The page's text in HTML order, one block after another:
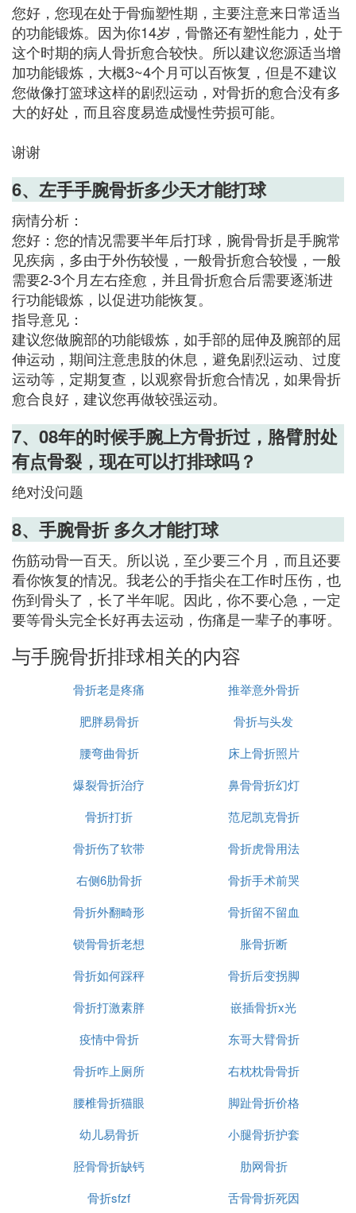
您好，您现在处于骨痂塑性期，主要注意来日常适当
的功能锻炼。因为你14岁，骨骼还有塑性能力，处于
这个时期的病人骨折愈合较快。所以建议您源适当增
加功能锻炼，大概3~4个月可以百恢复，但是不建议
您做像打篮球这样的剧烈运动，对骨折的愈合没有多
大的好处，而且容度易造成慢性劳损可能。
谢谢
6、左手手腕骨折多少天才能打球
病情分析：
您好：您的情况需要半年后打球，腕骨骨折是手腕常
见疾病，多由于外伤较慢，一般骨折愈合较慢，一般
需要2-3个月左右痊愈，并且骨折愈合后需要逐渐进
行功能锻炼，以促进功能恢复。
指导意见：
建议您做腕部的功能锻炼，如手部的屈伸及腕部的屈
伸运动，期间注意患肢的休息，避免剧烈运动、过度
运动等，定期复查，以观察骨折愈合情况，如果骨折
愈合良好，建议您再做较强运动。
7、08年的时候手腕上方骨折过，胳臂肘处
有点骨裂，现在可以打排球吗？
绝对没问题
8、手腕骨折 多久才能打球
伤筋动骨一百天。所以说，至少要三个月，而且还要
看你恢复的情况。我老公的手指尖在工作时压伤，也
伤到骨头了，长了半年呢。因此，你不要心急，一定
要等骨头完全长好再去运动，伤痛是一辈子的事呀。
与手腕骨折排球相关的内容
骨折老是疼痛
推举意外骨折
肥胖易骨折
骨折与头发
腰弯曲骨折
床上骨折照片
爆裂骨折治疗
鼻骨骨折幻灯
骨折打折
范尼凯克骨折
骨折伤了软带
骨折虎骨用法
右侧6肋骨折
骨折手术前哭
骨折外翻畸形
骨折留不留血
锁骨骨折老想
胀骨折断
骨折如何踩秤
骨折后变拐脚
骨折打激素胖
嵌插骨折x光
疫情中骨折
东哥大臂骨折
骨折咋上厕所
右枕枕骨骨折
腰椎骨折猫眼
脚趾骨折价格
幼儿易骨折
小腿骨折护套
胫骨骨折缺钙
肋网骨折
骨折sfzf
舌骨骨折死因